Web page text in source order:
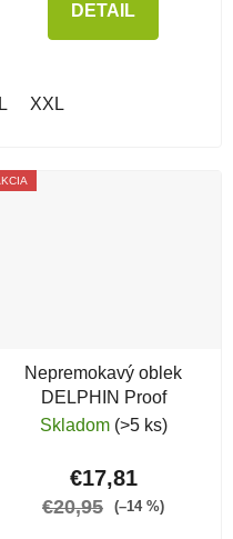
DETAIL
XXL
Nepremokavý oblek
DELPHIN Proof
Skladom (>5 ks)
€17,81
€20,95 (–14 %)